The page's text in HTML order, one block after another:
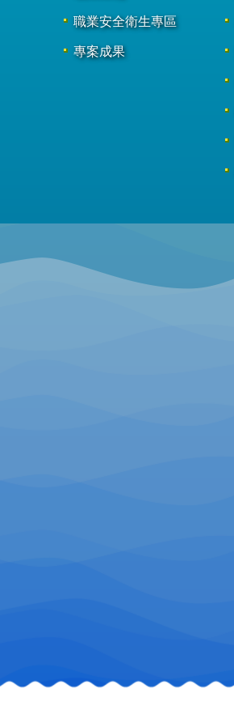
職業安全衛生專區
專案成果